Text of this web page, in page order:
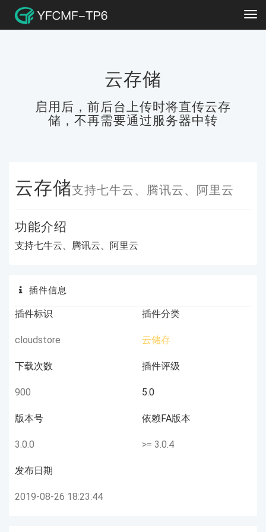
云存储
启用后，前后台上传时将直传云存
储，不再需要通过服务器中转
云存储支持七牛云、腾讯云、阿里云
功能介绍
支持七牛云、腾讯云、阿里云
插件信息
插件标识
cloudstore
插件分类
云储存
下载次数
900
插件评级
5.0
版本号
3.0.0
依赖FA版本
>= 3.0.4
发布日期
2019-08-26 18:23:44